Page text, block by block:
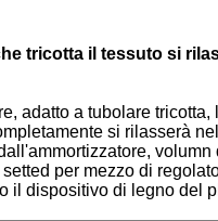
tricotta il tessuto si
adatto a tubolare
si rilasserà
per mezzo di
il dispositivo di legno del